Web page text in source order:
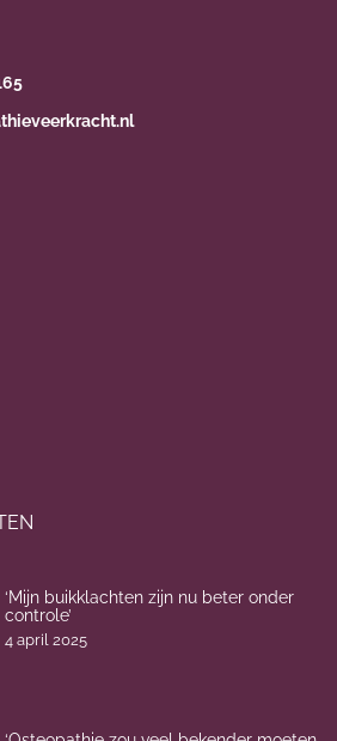
‘Mijn buikklachten zijn nu beter onder
controle’
4 april 2025